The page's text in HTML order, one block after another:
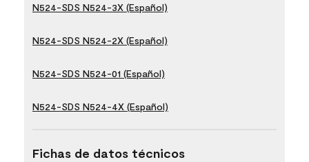
N524-SDS N524-3X (Español)
N524-SDS N524-2X (Español)
N524-SDS N524-01 (Español)
N524-SDS N524-4X (Español)
Fichas de datos técnicos